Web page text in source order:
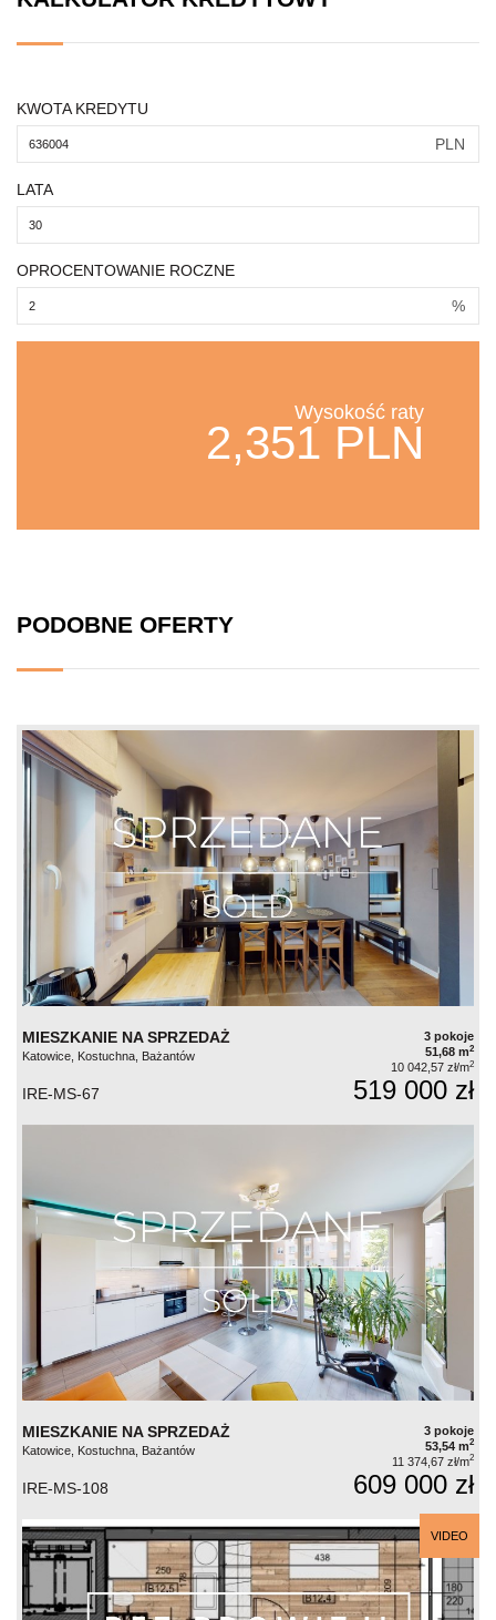
KWOTA KREDYTU
PLN
LATA
OPROCENTOWANIE ROCZNE
%
Wysokość raty
2,351 PLN
PODOBNE OFERTY
MIESZKANIE NA SPRZEDAŻ
Katowice, Kostuchna, Bażantów
3 pokoje
51,68 m2
10 042,57 zł/m2
IRE-MS-67 519 000 zł
MIESZKANIE NA SPRZEDAŻ
Katowice, Kostuchna, Bażantów
3 pokoje
53,54 m2
11 374,67 zł/m2
IRE-MS-108 609 000 zł
VIDEO